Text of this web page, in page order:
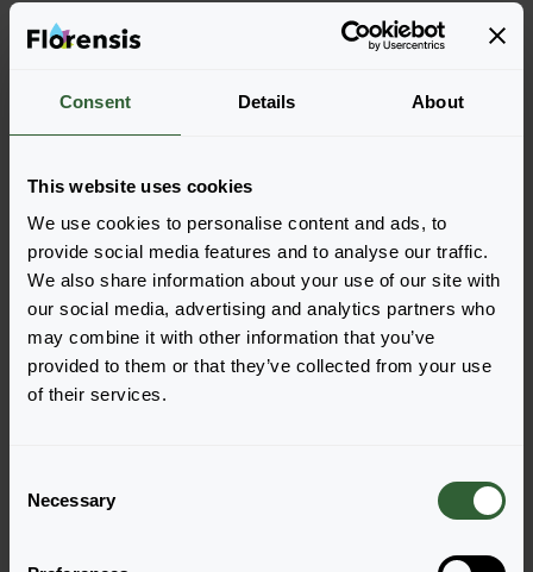
Consent Details About
This website uses cookies
We use cookies to personalise content and ads, to
provide social media features and to analyse our traffic.
We also share information about your use of our site with
our social media, advertising and analytics partners who
may combine it with other information that you’ve
provided to them or that they’ve collected from your use
of their services.
Necessary
Więcej cech charakterystycznych
Więcej informacji
Zamów
Łatwo dodawaj pozycje do zamówienia, wybierając
jedną z form produktu wyszukanych odmian. Po jej
dodaniu podsumowanie poniżej zostanie
zaktualizowane.
Wyświetl pełną dostępność